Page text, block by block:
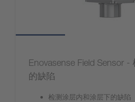
Enovasense Field Sensor -
的缺陷
检测涂层内和涂层下的缺陷